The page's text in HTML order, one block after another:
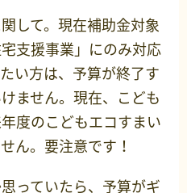
して。現在補助金対象
支援事業」にのみ対応
い方は、予算が終了す
ません。現在、こども
度のこどもエコすまい
ん。要注意です！
っていたら、予算がギ